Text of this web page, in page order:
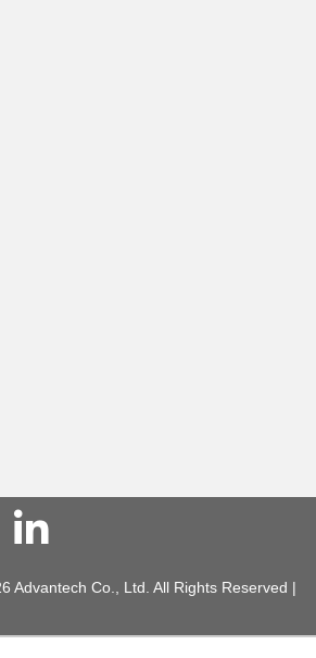
Advantech Co., Ltd. All Rights Reserved |